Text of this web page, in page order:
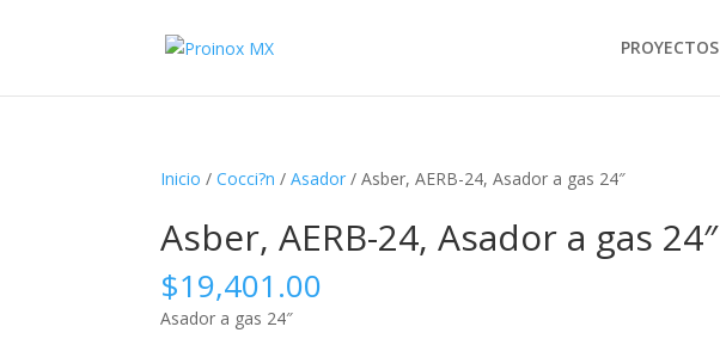
PROYECTOS
Inicio /Cocci?n /Asador / Asber, AERB-24, Asador a gas 24″
Asber, AERB-24, Asador a gas 24″
$19,401.00
Asador a gas 24″